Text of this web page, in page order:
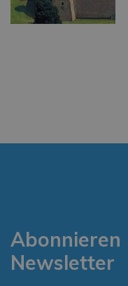
Abonnieren
Newsletter